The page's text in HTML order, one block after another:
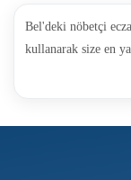
Bel'deki nöbetçi
kullanarak size en